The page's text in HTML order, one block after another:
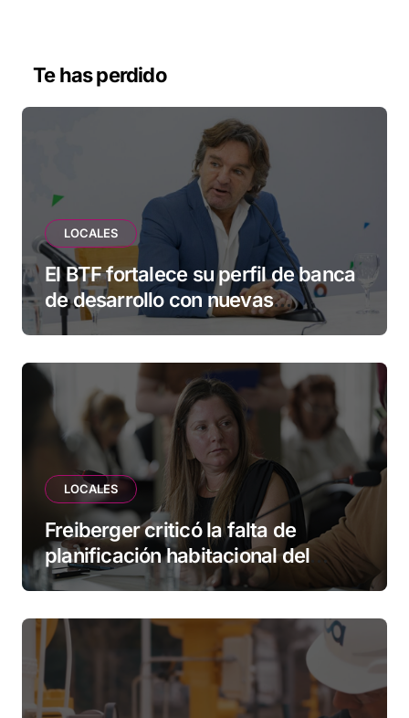
Te has perdido
LOCALES
El BTF fortalece su perfil de banca
de desarrollo con nuevas
herramientas para familias y
LOCALES
Freiberger criticó la falta de
planificación habitacional del
Municipio: “Vuoto deja afuera a
esperando”